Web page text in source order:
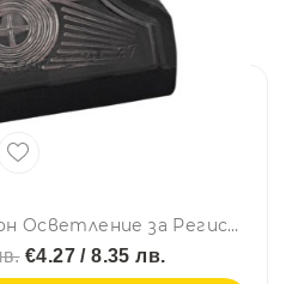
LED Лед Диоден Плафон Oсветление за Регистрационен Номер ,24V, За Ремарке, Бус, Каравана, Платформа, Черен
€4.27 / 8.35 лв.